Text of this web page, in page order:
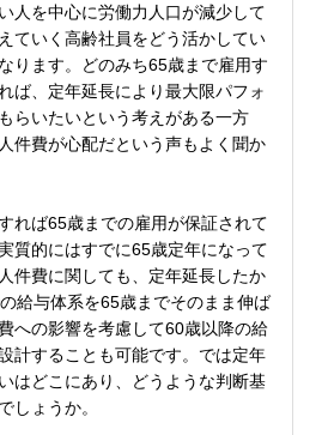
人を中心に労働力人口が減少して
ていく高齢社員をどう活かしてい
ります。どのみち65歳まで雇用す
ば、定年延長により最大限パフォ
らいたいという考えがある一方
件費が心配だという声もよく聞か
れば65歳までの雇用が保証されて
質的にはすでに65歳定年になって
件費に関しても、定年延長したか
給与体系を65歳までそのまま伸ば
への影響を考慮して60歳以降の給
計することも可能です。では定年
はどこにあり、どうような判断基
しょうか。